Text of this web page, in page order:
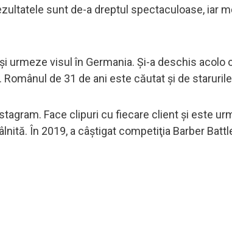
sunt de-a dreptul spectaculoase, iar
urmeze visul în Germania. Şi-a deschis acolo
. Românul de 31 de ani este căutat şi de
Face clipuri cu fiecare client şi este
În 2019, a câştigat competiţia Barber